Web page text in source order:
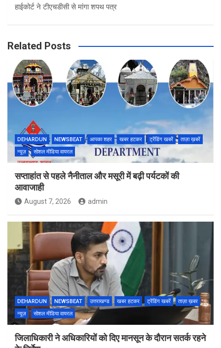
हाईकोर्ट ने टीएचडीसी से मांगा शपथ पत्र
Related Posts
DEHARDUN NEWSBEAT आपका शहर खबर हटकर ट्रेंडिंग खबरें
ताज़ा ख़बरें
न्यूज़
सोशल मीडिया वायरल
सप्ताहांत से पहले नैनीताल और मसूरी में बढ़ी पर्यटकों की
आवाजाही
August 7, 2026 admin
DEHARDUN NEWSBEAT उत्तराखण्ड खबर हटकर ट्रेंडिंग खबरें
ताज़ा ख़बर
न्यूज़
सोशल मीडिया वायरल
जिलाधिकारी ने अधिकारियों को दिए मानसून के दौरान सतर्क रहने